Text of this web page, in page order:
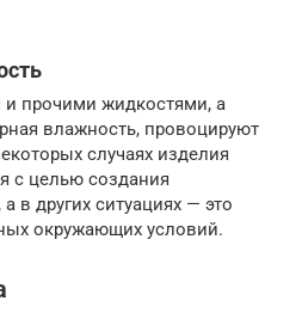
и прочими жидкостями, а
влажность, провоцируют
случаях изделия
с целью создания
в других ситуациях — это
окружающих условий.